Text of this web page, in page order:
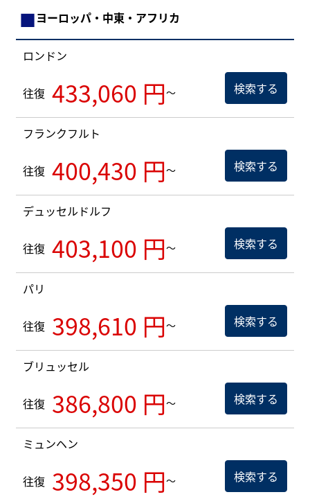
■ヨーロッパ・中東・アフリカ
ロンドン
往復 433,060 円～ 検索する
フランクフルト
往復 400,430 円～ 検索する
デュッセルドルフ
往復 403,100 円～ 検索する
パリ
往復 398,610 円～ 検索する
ブリュッセル
往復 386,800 円～ 検索する
ミュンヘン
往復 398,350 円～ 検索する